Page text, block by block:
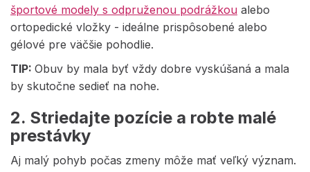
športové modely s odpruženou podrážkou alebo
ortopedické vložky - ideálne prispôsobené alebo
gélové pre väčšie pohodlie.
TIP: Obuv by mala byť vždy dobre vyskúšaná a mala
by skutočne sedieť na nohe.
2. Striedajte pozície a robte malé
prestávky
Aj malý pohyb počas zmeny môže mať veľký význam.